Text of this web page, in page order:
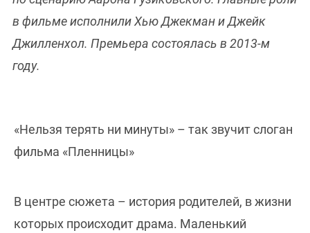
в фильме исполнили Хью Джекман и Джейк
Джилленхол. Премьера состоялась в 2013-м
году.
«Нельзя терять ни минуты» – так звучит слоган
фильма «Пленницы»
В центре сюжета – история родителей, в жизни
которых происходит драма. Маленький